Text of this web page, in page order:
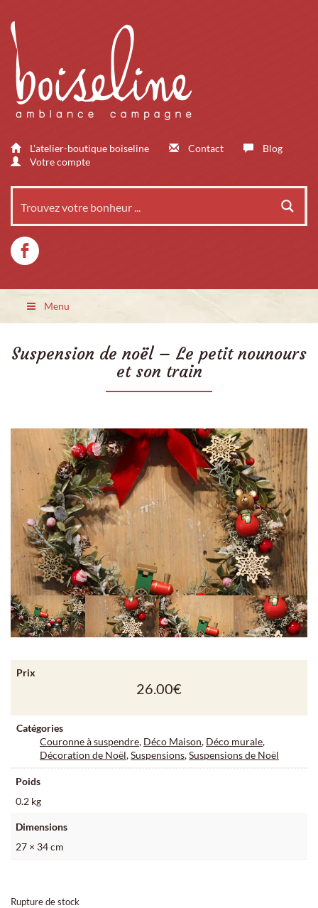
L'atelier-boutique boiseline Contact
Blog
Votre compte
Menu
Suspension de noël – Le petit nounours
et son train
Prix
26.00€
Catégories
Couronne à suspendre, Déco Maison, Déco murale,
Décoration de Noël,Suspensions,Suspensions de Noël
Poids
0.2 kg
Dimensions
27 × 34 cm
Rupture de stock